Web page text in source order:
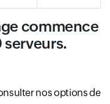
commence
serveurs.
nos options de